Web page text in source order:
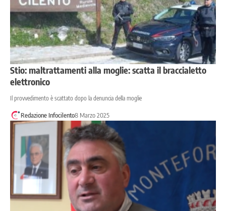
Stio: maltrattamenti alla moglie: scatta il braccialetto
elettronico
Il provvedimento è scattato dopo la denuncia della moglie
Redazione Infocilento8 Marzo 2025